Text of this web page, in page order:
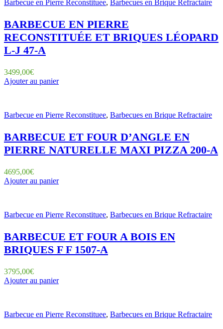
Barbecue en Pierre Reconstituee, Barbecues en Brique Refractaire
BARBECUE EN PIERRE
RECONSTITUÉE ET BRIQUES LÉOPARD
L-J 47-A
3499,00€
Ajouter au panier
Barbecue en Pierre Reconstituee, Barbecues en Brique Refractaire
BARBECUE ET FOUR D’ANGLE EN
PIERRE NATURELLE MAXI PIZZA 200-A
4695,00€
Ajouter au panier
Barbecue en Pierre Reconstituee, Barbecues en Brique Refractaire
BARBECUE ET FOUR A BOIS EN
BRIQUES F F 1507-A
3795,00€
Ajouter au panier
Barbecue en Pierre Reconstituee, Barbecues en Brique Refractaire